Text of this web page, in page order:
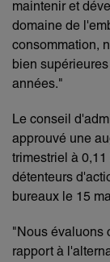
maintenir et
domaine de
consommation,
bien
années."
Le conseil
approuvé une
trimestriel à
détenteurs
bureaux le 15
"Nous évaluons
rapport à